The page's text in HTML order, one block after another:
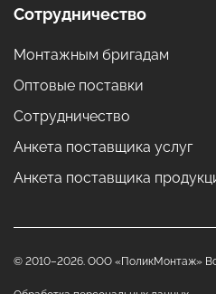
Сотрудничество
Монтажным бригадам
Оптовые поставки
Сотрудничество
Анкета поставщика услуг
Анкета поставщика
© 2010–2026. ООО «ПоликМонтаж»